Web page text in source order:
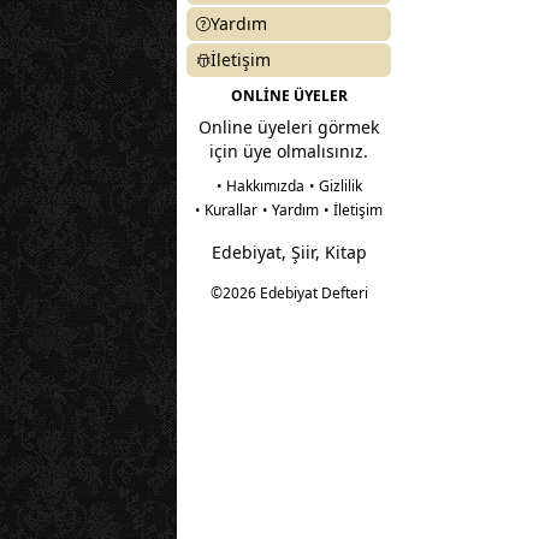
Yardım
İletişim
ONLİNE ÜYELER
Online üyeleri görmek
için üye olmalısınız.
• Hakkımızda • Gizlilik
• Kurallar • Yardım • İletişim
Edebiyat, Şiir, Kitap
©2026 Edebiyat Defteri